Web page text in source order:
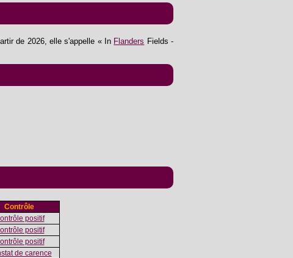
de 2026, elle s'appelle « In Flanders Fields -
Contrôle
positif
positif
positif
de carence